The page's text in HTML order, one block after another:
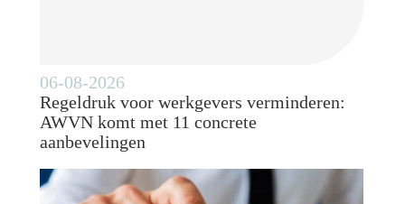
06-08-2026
Regeldruk voor werkgevers verminderen:
AWVN komt met 11 concrete
aanbevelingen